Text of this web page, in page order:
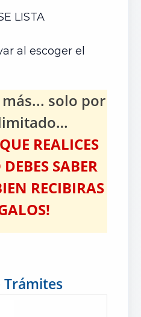
LISTA
al escoger el
solo por
REALICES
SABER
RECIBIRAS
Trámites